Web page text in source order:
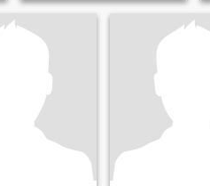
myself, it would be better for